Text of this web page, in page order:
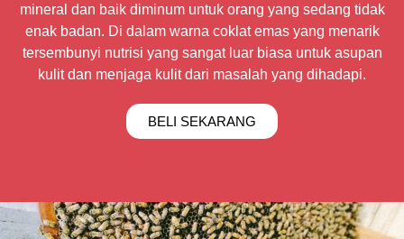
mineral dan baik diminum untuk orang yang sedang tidak
enak badan. Di dalam warna coklat emas yang menarik
tersembunyi nutrisi yang sangat luar biasa untuk asupan
kulit dan menjaga kulit dari masalah yang dihadapi.
BELI SEKARANG